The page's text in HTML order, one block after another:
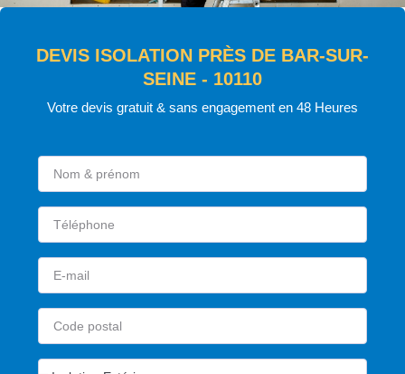
DEVIS ISOLATION PRÈS DE BAR-SUR-
SEINE - 10110
Votre devis gratuit & sans engagement en 48 Heures